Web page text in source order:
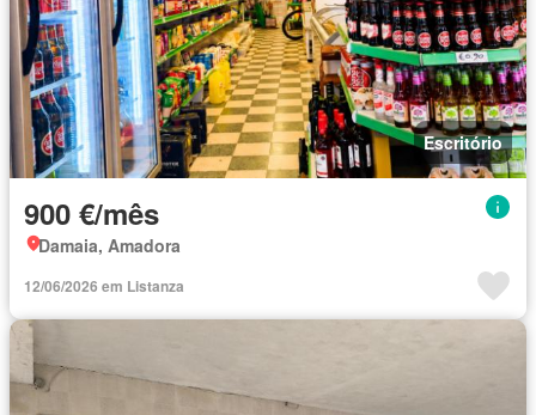
Escritório
900 €/mês
Damaia, Amadora
12/06/2026 em Listanza